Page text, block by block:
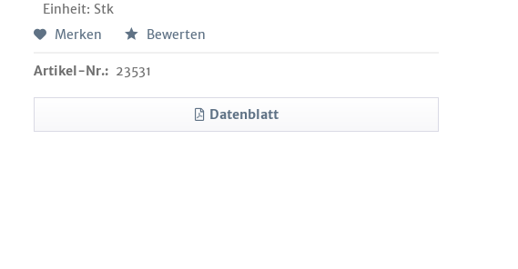
Einheit: Stk
Merken Bewerten
Artikel-Nr.: 23531
Datenblatt